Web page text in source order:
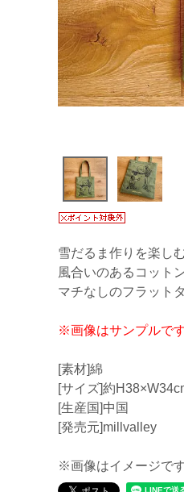
雪だるま作りを楽し
風合いのあるコット
マチなしのフラット
※画像はサンプルで
[素材]綿
[サイズ]約
[生産国]中国
[発売元]millvalley
※画像はイメージで